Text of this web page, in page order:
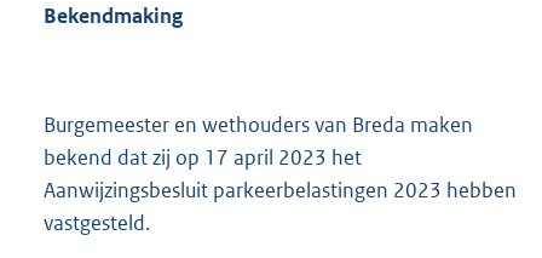
K
b
Bekendmaking
Burgemeester en wethouders van Breda maken
bekend dat zij op 17 april 2023 het
Aanwijzingsbesluit parkeerbelastingen 2023 hebben
vastgesteld.